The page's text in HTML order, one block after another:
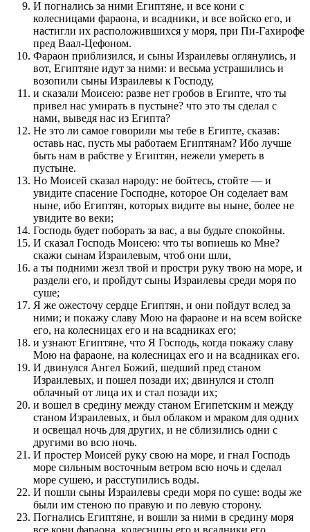
И погнались за ними Египтяне, и все кони с
колесницами фараона, и всадники, и все войско его, и
настигли их расположившихся у моря, при Пи-Гахирофе
пред Ваал-Цефоном.
Фараон приблизился, и сыны Израилевы оглянулись, и
вот, Египтяне идут за ними: и весьма устрашились и
возопили сыны Израилевы к Господу,
и сказали Моисею: разве нет гробов в Египте, что ты
привел нас умирать в пустыне? что это ты сделал с
нами, выведя нас из Египта?
Не это ли самое говорили мы тебе в Египте, сказав:
оставь нас, пусть мы работаем Египтянам? Ибо лучше
быть нам в рабстве у Египтян, нежели умереть в
пустыне.
Но Моисей сказал народу: не бойтесь, стойте — и
увидите спасение Господне, которое Он соделает вам
ныне, ибо Египтян, которых видите вы ныне, более не
увидите во веки;
Господь будет поборать за вас, а вы будьте спокойны.
И сказал Господь Моисею: что ты вопиешь ко Мне?
скажи сынам Израилевым, чтоб они шли,
а ты подними жезл твой и простри руку твою на море, и
раздели его, и пройдут сыны Израилевы среди моря по
суше;
Я же ожесточу сердце Египтян, и они пойдут вслед за
ними; и покажу славу Мою на фараоне и на всем войске
его, на колесницах его и на всадниках его;
и узнают Египтяне, что Я Господь, когда покажу славу
Мою на фараоне, на колесницах его и на всадниках его.
И двинулся Ангел Божий, шедший пред станом
Израилевых, и пошел позади их; двинулся и столп
облачный от лица их и стал позади их;
и вошел в средину между станом Египетским и между
станом Израилевых, и был облаком и мраком для одних
и освещал ночь для других, и не сблизились одни с
другими во всю ночь.
И простер Моисей руку свою на море, и гнал Господь
море сильным восточным ветром всю ночь и сделал
море сушею, и расступились воды.
И пошли сыны Израилевы среди моря по суше: воды же
были им стеною по правую и по левую сторону.
Погнались Египтяне, и вошли за ними в средину моря
все кони фараона, колесницы его и всадники его.